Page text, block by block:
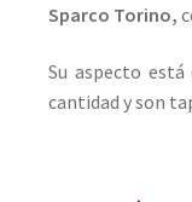
Sparco Torino,
Su aspecto está
cantidad y son